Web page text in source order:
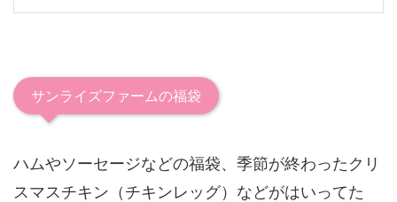
サンライズファームの福袋
ハムやソーセージなどの福袋、季節が終わったクリ
スマスチキン（チキンレッグ）などがはいってた